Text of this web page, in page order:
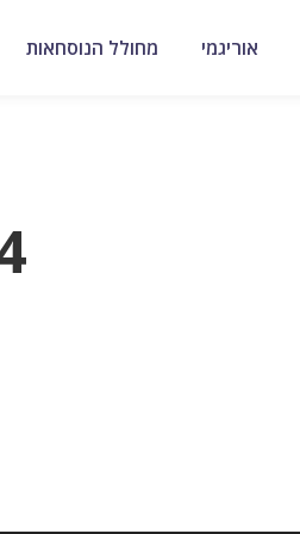
אוריגמי מחולל הנוסחאות